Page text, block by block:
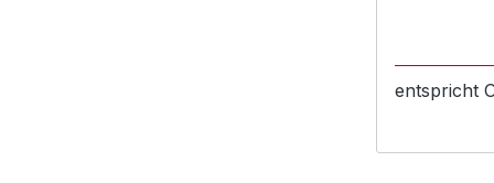
entspricht